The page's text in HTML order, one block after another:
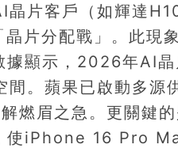
晶片客戶（如輝達
片分配戰」。此現
據顯示，2026年AI
。蘋果已啟動多源
燃眉之急。更關鍵
使iPhone 16 Pro